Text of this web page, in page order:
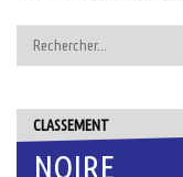
CLASSEMENT
NOIRE